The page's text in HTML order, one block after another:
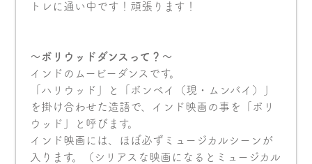
トレに通い中です！頑張ります！
〜ボリウッドダンスって？〜
インドのムービーダンスです。
「ハリウッド」と「ボンベイ（現・ムンバイ）」
を掛け合わせた造語で、インド映画の事を「ボリ
ウッド」と呼びます。
インド映画には、ほぼ必ずミュージカルシーンが
入ります。（シリアスな映画になるとミュージカル